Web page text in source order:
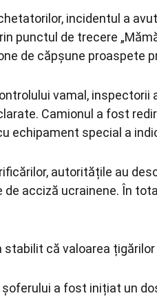
incidentul a
punctul de trecere
de căpșune proaspete
vamal, inspectorii
Camionul a fost
echipament special a
autoritățile au
de acciză ucrainene. În
stabilit că valoarea
șoferului a fost inițiat un